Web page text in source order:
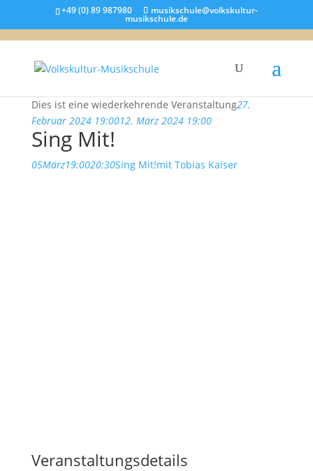
+49 (0) 89 987980 musikschule@volkskultur-
musikschule.de
Dies ist eine wiederkehrende Veranstaltung27.
Februar 2024 19:0012. März 2024 19:00
Sing Mit!
05März19:0020:30Sing Mit!mit Tobias Kaiser
Veranstaltungsdetails